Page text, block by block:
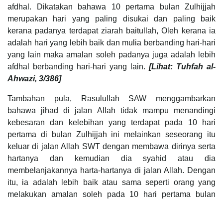
afdhal. Dikatakan bahawa 10 pertama bulan Zulhijjah
merupakan hari yang paling disukai dan paling baik
kerana padanya terdapat ziarah baitullah, Oleh kerana ia
adalah hari yang lebih baik dan mulia berbanding hari-hari
yang lain maka amalan soleh padanya juga adalah lebih
afdhal berbanding hari-hari yang lain. [Lihat: Tuhfah al-
Ahwazi, 3/386]
Tambahan pula, Rasulullah SAW menggambarkan
bahawa jihad di jalan Allah tidak mampu menandingi
kebesaran dan kelebihan yang terdapat pada 10 hari
pertama di bulan Zulhijjah ini melainkan seseorang itu
keluar di jalan Allah SWT dengan membawa dirinya serta
hartanya dan kemudian dia syahid atau dia
membelanjakannya harta-hartanya di jalan Allah. Dengan
itu, ia adalah lebih baik atau sama seperti orang yang
melakukan amalan soleh pada 10 hari pertama bulan